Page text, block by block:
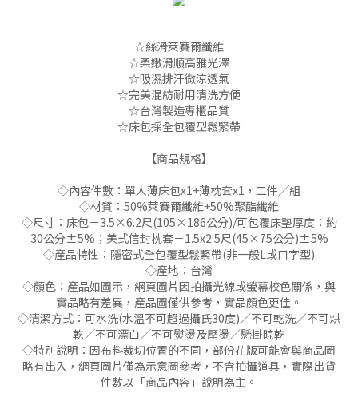
☆絲滑萊賽爾纖維
☆柔嫩滑順高雅光澤
☆吸濕排汗微涼透氣
☆完美混紡耐用清洗方便
☆台灣製造專櫃品質
☆床包採全包覆型鬆緊帶
【商品規格】
◇內容件數：單人薄床包x1+薄枕套x1，二件╱組
◇材質：50%萊賽爾纖維+50%聚酯纖維
◇尺寸：床包－3.5×6.2尺(105×186公分)/可包覆床墊厚度：約
30公分±5%；美式信封枕套－1.5x2.5尺(45×75公分)±5%
◇產品特性：隱密式全包覆型鬆緊帶(非一般L或ㄇ字型)
◇產地：台灣
◇顏色：產品如圖示，網頁圖片因拍攝光線或螢幕校色關係，與
實品略有差異，產品圖僅供參考，實品顏色更佳。
◇清潔方式：可水洗(水溫不可超過攝氏30度)／不可乾洗／不可烘
乾／不可漂白／不可熨燙及壓燙／懸掛晾乾
◇特別說明：因布料裁切位置的不同，部份花版可能會與商品圖
略有出入，網頁圖片僅為示意圖參考，不含拍攝道具，實際出貨
件數以「商品內容」說明為主。